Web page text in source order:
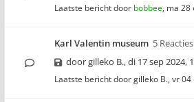
Laatste bericht door bobbee, ma 28
Karl Valentin museum 5
doorgilleko B.,di 17 sep 2024,
Laatste bericht doorgilleko B., vr 04